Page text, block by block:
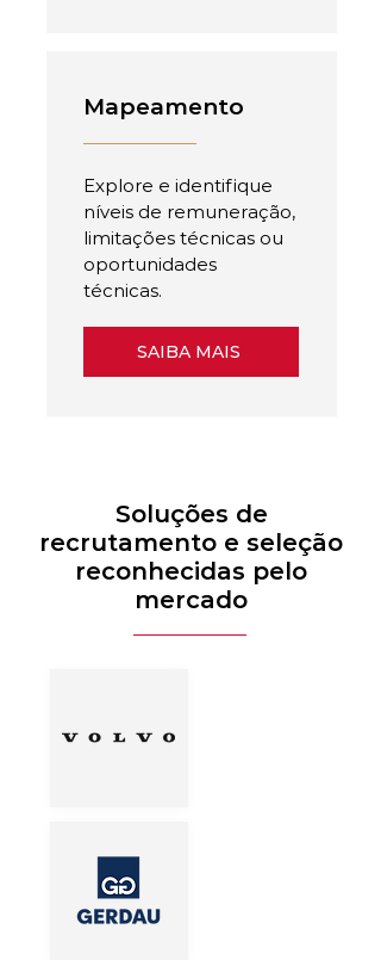
Mapeamento
Explore e identifique
níveis de remuneração,
limitações técnicas ou
oportunidades
técnicas.
SAIBA MAIS
Soluções de
recrutamento e seleção
reconhecidas pelo
mercado